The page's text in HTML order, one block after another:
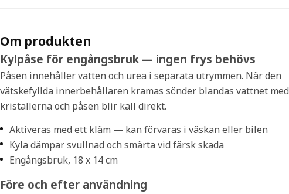
Om produkten
Kylpåse för engångsbruk — ingen frys behövs
Påsen innehåller vatten och urea i separata utrymmen. När den
vätskefyllda innerbehållaren kramas sönder blandas vattnet med
kristallerna och påsen blir kall direkt.
Aktiveras med ett kläm — kan förvaras i väskan eller bilen
Kyla dämpar svullnad och smärta vid färsk skada
Engångsbruk, 18 x 14 cm
Före och efter användning